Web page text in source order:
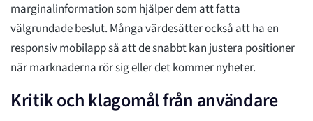
marginalinformation som hjälper dem att fatta
välgrundade beslut. Många värdesätter också att ha en
responsiv mobilapp så att de snabbt kan justera positioner
när marknaderna rör sig eller det kommer nyheter.
Kritik och klagomål från användare